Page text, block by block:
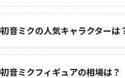
初音ミクの人気キャラクターは
初音ミクフィギュアの相場は？